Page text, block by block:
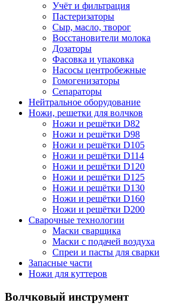
Учёт и фильтрация
Пастеризаторы
Сыр, масло, творог
Восстановители молока
Дозаторы
Фасовка и упаковка
Насосы центробежные
Гомогенизаторы
Сепараторы
Нейтральное оборудование
Ножи, решетки для волчков
Ножи и решётки D82
Ножи и решётки D98
Ножи и решётки D105
Ножи и решётки D114
Ножи и решётки D120
Ножи и решётки D125
Ножи и решётки D130
Ножи и решётки D160
Ножи и решётки D200
Сварочные технологии
Маски сварщика
Маски с подачей воздуха
Спреи и пасты для сварки
Запасные части
Ножи для куттеров
Волчковый инструмент